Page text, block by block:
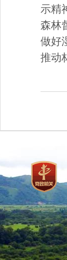
示精
森林
做好
推动